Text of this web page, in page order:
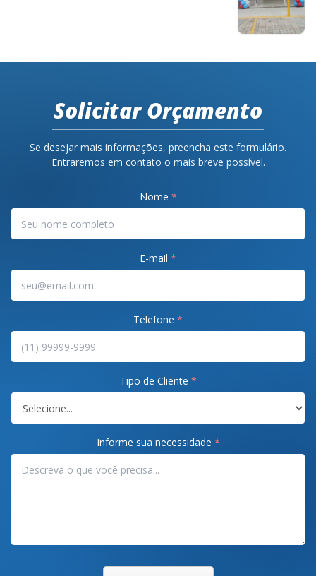
Solicitar Orçamento
Se desejar mais informações, preencha este formulário.
Entraremos em contato o mais breve possível.
Nome *
E-mail *
Telefone *
Tipo de Cliente *
Informe sua necessidade *